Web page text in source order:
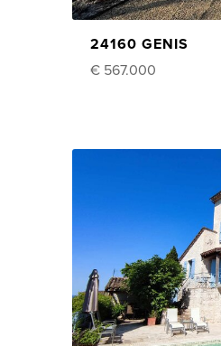
24160 GENIS
€ 567.000